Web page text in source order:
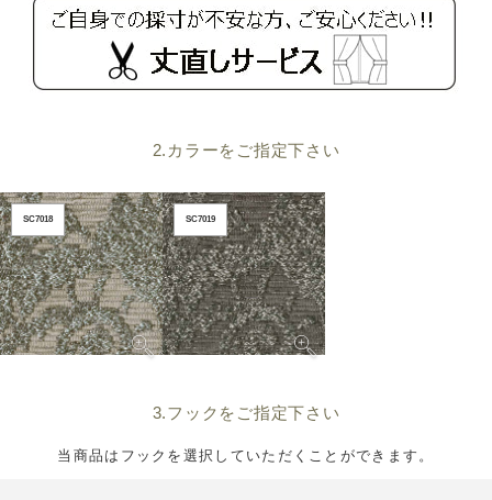
2.カラーをご指定下さい
SC7018 SC7019
3.フックをご指定下さい
当商品はフックを選択していただくことができます。